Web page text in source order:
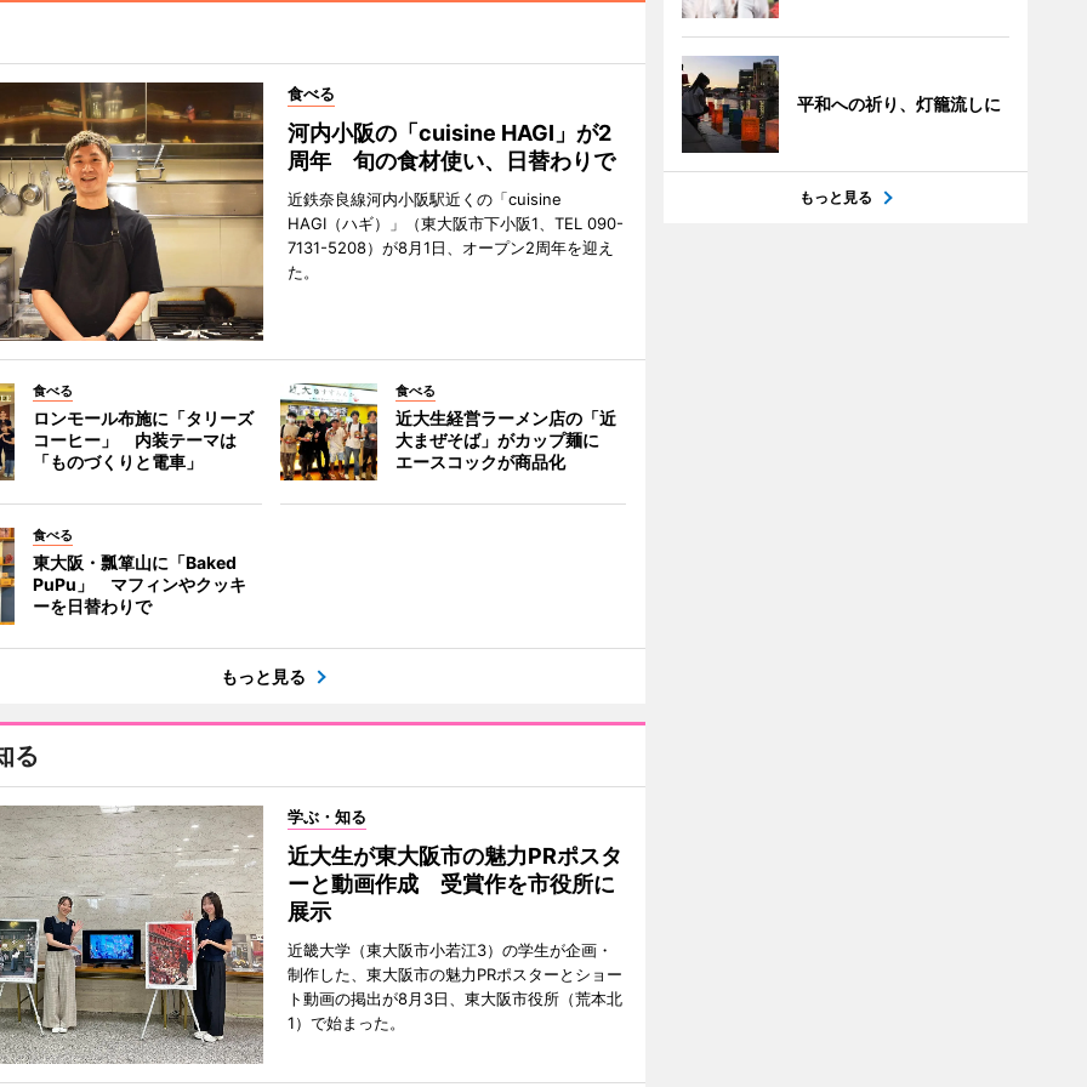
食べる
河内小阪の「cuisine HAGI」が2
周年 旬の食材使い、日替わりで
近鉄奈良線河内小阪駅近くの「cuisine
HAGI（ハギ）」（東大阪市下小阪1、TEL 090-
7131-5208）が8月1日、オープン2周年を迎え
た。
食べる
ロンモール布施に「タリーズ
コーヒー」 内装テーマは
「ものづくりと電車」
食べる
近大生経営ラーメン店の「近
大まぜそば」がカップ麺に
エースコックが商品化
食べる
東大阪・瓢箪山に「Baked
PuPu」 マフィンやクッキ
ーを日替わりで
もっと見る
る
学ぶ・知る
近大生が東大阪市の魅力PRポスタ
ーと動画作成 受賞作を市役所に
展示
近畿大学（東大阪市小若江3）の学生が企画・
制作した、東大阪市の魅力PRポスターとショー
ト動画の掲出が8月3日、東大阪市役所（荒本北
1）で始まった。
平和への祈り、灯籠流しに
もっと見る